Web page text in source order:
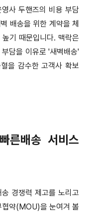
사 두핸즈의 비용 부담
배송을 위한 계약을 체
기 때문입니다. 맥락은
담을 이유로 '새벽배송'
을 감수한 고객사 확보
른배송 서비스
경쟁력 제고를 노리고
약(MOU)을 눈여겨 볼